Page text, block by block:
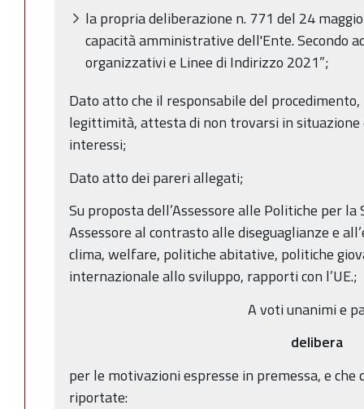
la propria deliberazione n. 771 del 24
capacità amministrative dell'Ente. Secondo
organizzativi e Linee di Indirizzo 2021”;
Dato atto che il responsabile del
legittimità, attesta di non trovarsi in
interessi;
Dato atto dei pareri allegati;
Su proposta dell’Assessore alle Politiche per
Assessore al contrasto alle diseguaglianze e
clima, welfare, politiche abitative, politiche
internazionale allo sviluppo, rapporti con l’UE.;
A voti unanimi e
delibera
per le motivazioni espresse in premessa, e
riportate: